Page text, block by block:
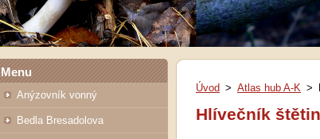
Menu
Anýzovník vonný
Bedla Bresadolova
Úvod > Atlas hub A-K >
Hlívečník